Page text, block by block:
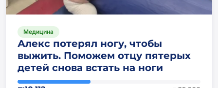
Медицина
Алекс потерял ногу, чтобы
выжить. Поможем отцу пятерых
детей снова встать на ноги